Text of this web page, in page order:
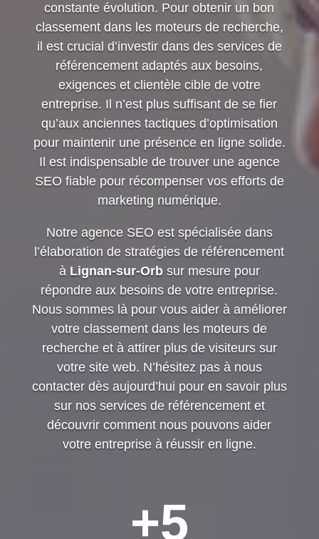
constante évolution. Pour obtenir un bon
classement dans les moteurs de recherche,
il est crucial d’investir dans des services de
référencement adaptés aux besoins,
exigences et clientèle cible de votre
entreprise. Il n’est plus suffisant de se fier
qu’aux anciennes tactiques d’optimisation
pour maintenir une présence en ligne solide.
Il est indispensable de trouver une agence
SEO fiable pour récompenser vos efforts de
marketing numérique.
Notre agence SEO est spécialisée dans
l’élaboration de stratégies de référencement
à Lignan-sur-Orbsur mesure pour
répondre aux besoins de votre entreprise.
Nous sommes là pour vous aider à améliorer
votre classement dans les moteurs de
recherche et à attirer plus de visiteurs sur
votre site web. N’hésitez pas à nous
contacter dès aujourd’hui pour en savoir plus
sur nos services de référencement et
découvrir comment nous pouvons aider
votre entreprise à réussir en ligne.
+5